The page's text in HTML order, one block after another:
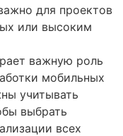
для проектов
или высоким
важную роль
мобильных
учитывать
выбрать
всех